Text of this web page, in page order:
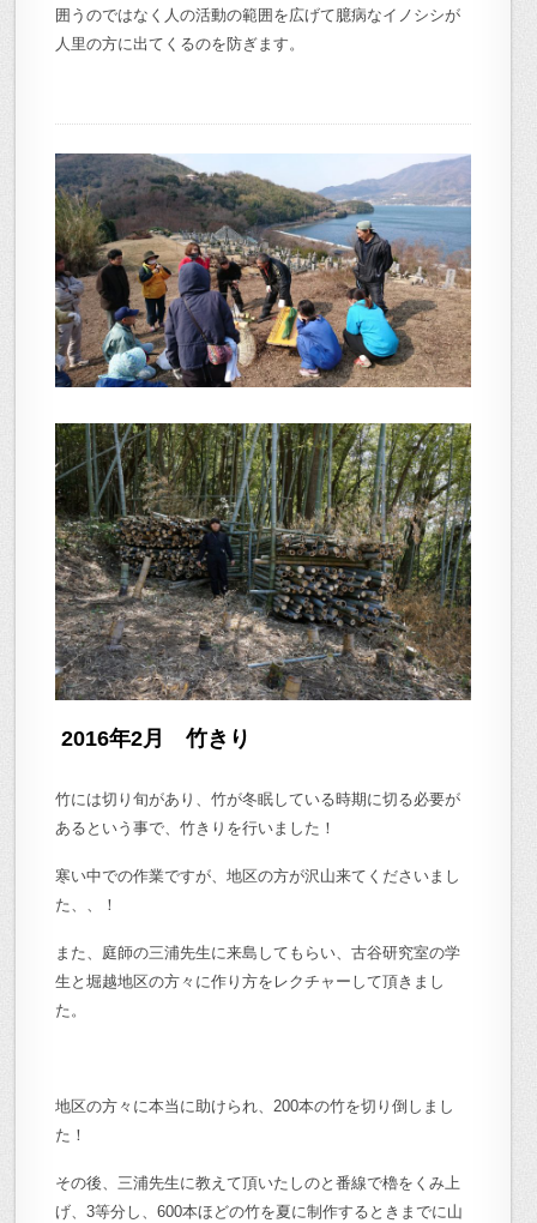
囲うのではなく人の活動の範囲を広げて臆病なイノシシが
人里の方に出てくるのを防ぎます。
2016年2月 竹きり
竹には切り旬があり、竹が冬眠している時期に切る必要が
あるという事で、竹きりを行いました！
寒い中での作業ですが、地区の方が沢山来てくださいまし
た、、！
また、庭師の三浦先生に来島してもらい、古谷研究室の学
生と堀越地区の方々に作り方をレクチャーして頂きまし
た。
地区の方々に本当に助けられ、200本の竹を切り倒しまし
た！
その後、三浦先生に教えて頂いたしのと番線で櫓をくみ上
げ、3等分し、600本ほどの竹を夏に制作するときまでに山